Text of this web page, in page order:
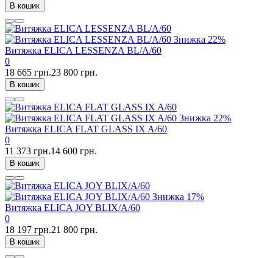
В кошик
Знижка 22%
Витяжка ELICA LESSENZA BL/A/60
0
18 665 грн.23 800 грн.
В кошик
Знижка 22%
Витяжка ELICA FLAT GLASS IX A/60
0
11 373 грн.14 600 грн.
В кошик
Знижка 17%
Витяжка ELICA JOY BLIX/A/60
0
18 197 грн.21 800 грн.
В кошик